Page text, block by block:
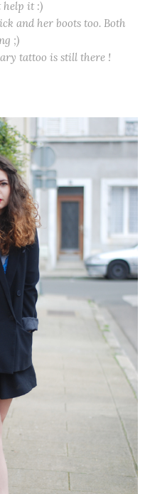
help it :)
and her boots too. Both
;)
tattoo is still there !